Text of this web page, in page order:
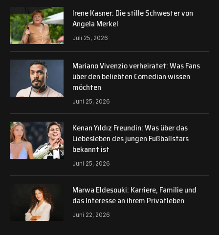
Irene Kasner: Die stille Schwester von
Angela Merkel
Juli 25, 2026
Mariano Vivenzio verheiratet: Was Fans
über den beliebten Comedian wissen
möchten
Juni 25, 2026
Kenan Yıldız Freundin: Was über das
Liebesleben des jungen Fußballstars
bekannt ist
Juni 25, 2026
Marwa Eldesouki: Karriere, Familie und
das Interesse an ihrem Privatleben
Juni 22, 2026